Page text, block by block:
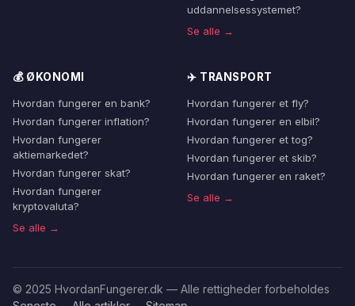
uddannelsessystemet?
Se alle →
💰 ØKONOMI
Hvordan fungerer en bank?
Hvordan fungerer inflation?
Hvordan fungerer
aktiemarkedet?
Hvordan fungerer skat?
Hvordan fungerer
kryptovaluta?
Se alle →
✈️ TRANSPORT
Hvordan fungerer et fly?
Hvordan fungerer en elbil?
Hvordan fungerer et tog?
Hvordan fungerer et skib?
Hvordan fungerer en raket?
Se alle →
© 2025 HvordanFungerer.dk — Alle rettigheder forbeholdes